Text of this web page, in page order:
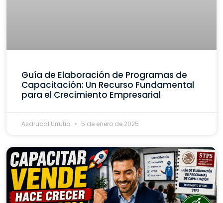
Guía de Elaboración de Programas de
Capacitación: Un Recurso Fundamental
para el Crecimiento Empresarial
Asdrubal Urrutia 5 de enero de 2025